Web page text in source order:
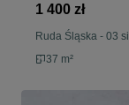
1 400 zł
Ruda Śląska - 03
37 m²